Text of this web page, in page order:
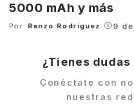
5000 mAh y más
Posted
Por: Renzo Rodríguez 9
¿Tienes
Conéctate con
nuestras